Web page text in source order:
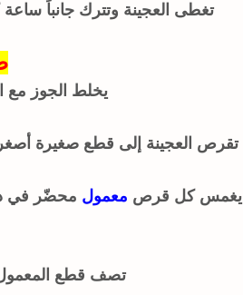
تغطى العجينة وتترك جانباً
يخلط الجوز مع
تقرص العجينة إلى قطع صغيرة
يغمس كل قرص معمول محضّر في
تصف قطع المعمول